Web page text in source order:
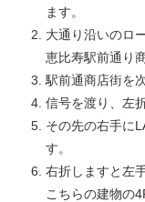
ます。
大通り沿いのロ
恵比寿駅前通り
駅前通商店街を
信号を渡り、左
その先の右手に
す。
右折しますと左
こちらの建物の